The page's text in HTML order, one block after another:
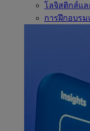
โลจิสติกส์แ
การฝึกอบรม